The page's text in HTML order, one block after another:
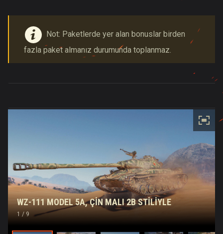
Not: Paketlerde yer alan bonuslar birden
fazla paket almanız durumunda toplanmaz.
WZ-111 MODEL 5A, ÇIN MALI 2B STILIYLE
1 / 9